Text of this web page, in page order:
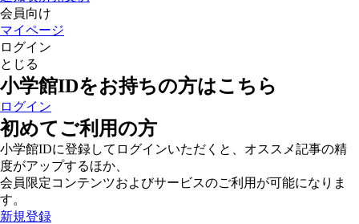
会員向け
マイページ
ログイン
とじる
小学館IDをお持ちの方はこちら
ログイン
初めてご利用の方
小学館IDに登録してログインいただくと、オススメ記事の精
度がアップするほか、
会員限定コンテンツおよびサービスのご利用が可能になりま
す。
新規登録